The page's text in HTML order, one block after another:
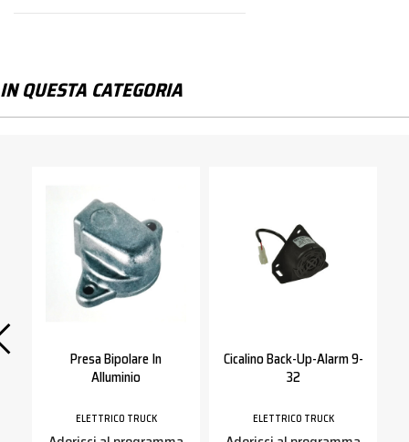
IN QUESTA CATEGORIA
Presa Bipolare In
Alluminio
ELETTRICO TRUCK
Cicalino Back-Up-Alarm 9-
32
ELETTRICO TRUCK